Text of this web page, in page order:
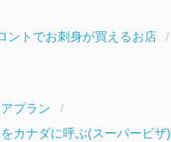
ントでお刺身が買えるお店
プラン
カナダに呼ぶ(スーパービザ)